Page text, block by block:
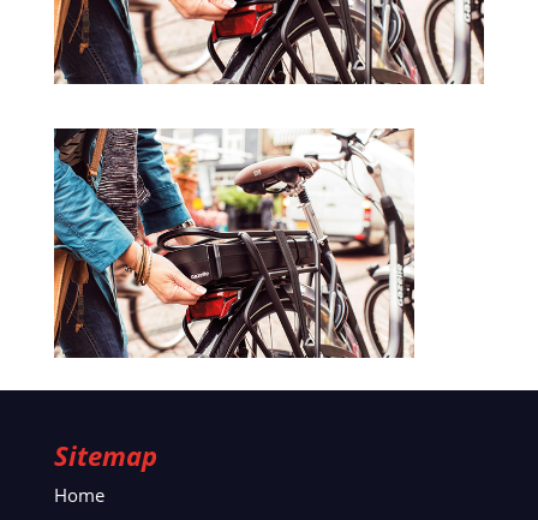
Sitemap
Home